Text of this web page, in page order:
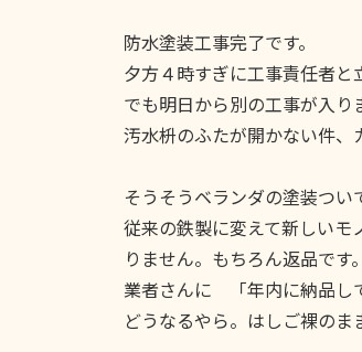
防水塗装工事完了です。
夕方４時すぎに工事責任者と
でも明日から別の工事が入り
汚水枡のふたが開かない件、
そうそうベランダの塗装つい
従来の鉄製に変えて新しいモ
りません。もちろん返品です。
業者さんに 「年内に納品し
どうなるやら。はしご裸のま